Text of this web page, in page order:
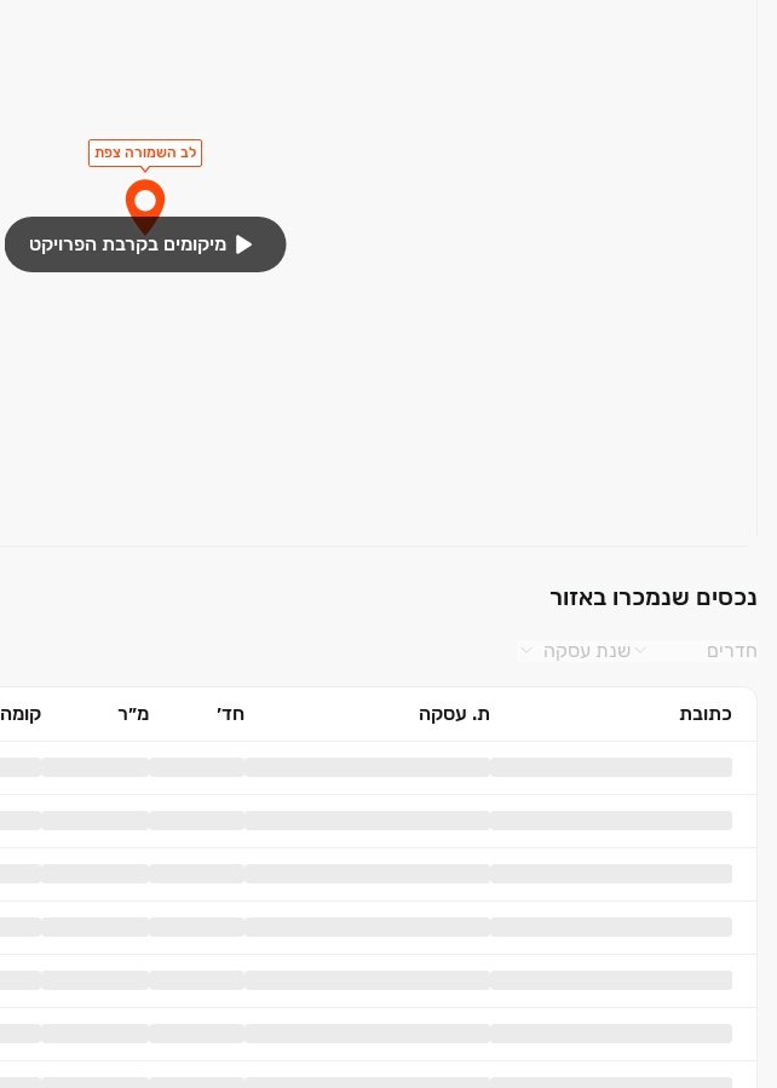
לב השמורה צפת
מיקומים בקרבת הפרויקט
נכסים שנמכרו באזור
חדרים שנת עסקה
כתובת ת. עסקה חד׳ מ״ר קומה